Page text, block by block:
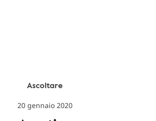
Ascoltare
20 gennaio 2020